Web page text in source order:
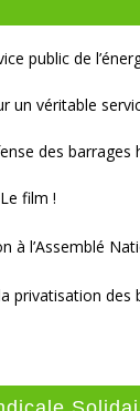
public de
un véritable
des barrages
film !
à l’Assemblé
privatisation des